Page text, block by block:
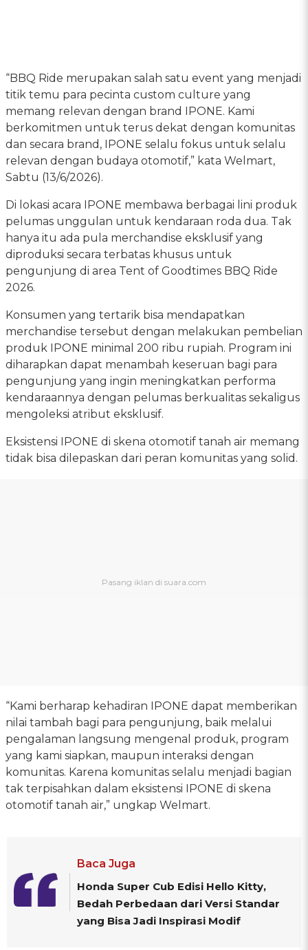
“BBQ Ride merupakan salah satu event yang menjadi
titik temu para pecinta custom culture yang
memang relevan dengan brand IPONE. Kami
berkomitmen untuk terus dekat dengan komunitas
dan secara brand, IPONE selalu fokus untuk selalu
relevan dengan budaya otomotif,” kata Welmart,
Sabtu (13/6/2026).
Di lokasi acara IPONE membawa berbagai lini produk
pelumas unggulan untuk kendaraan roda dua. Tak
hanya itu ada pula merchandise eksklusif yang
diproduksi secara terbatas khusus untuk
pengunjung di area Tent of Goodtimes BBQ Ride
2026.
Konsumen yang tertarik bisa mendapatkan
merchandise tersebut dengan melakukan pembelian
produk IPONE minimal 200 ribu rupiah. Program ini
diharapkan dapat menambah keseruan bagi para
pengunjung yang ingin meningkatkan performa
kendaraannya dengan pelumas berkualitas sekaligus
mengoleksi atribut eksklusif.
Eksistensi IPONE di skena otomotif tanah air memang
tidak bisa dilepaskan dari peran komunitas yang solid.
“Kami berharap kehadiran IPONE dapat memberikan
nilai tambah bagi para pengunjung, baik melalui
pengalaman langsung mengenal produk, program
yang kami siapkan, maupun interaksi dengan
komunitas. Karena komunitas selalu menjadi bagian
tak terpisahkan dalam eksistensi IPONE di skena
otomotif tanah air,” ungkap Welmart.
Baca Juga
Honda Super Cub Edisi Hello Kitty,
Bedah Perbedaan dari Versi Standar
yang Bisa Jadi Inspirasi Modif